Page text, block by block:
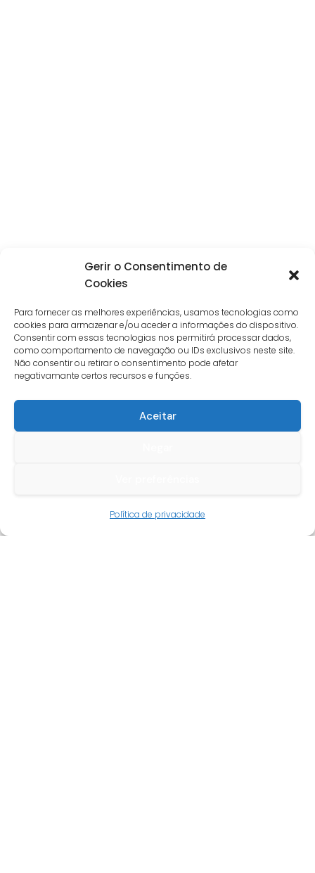
Gerir o Consentimento de
Cookies
Para fornecer as melhores experiências, usamos tecnologias como
cookies para armazenar e/ou aceder a informações do dispositivo.
Consentir com essas tecnologias nos permitirá processar dados,
como comportamento de navegação ou IDs exclusivos neste site.
Não consentir ou retirar o consentimento pode afetar
negativamante certos recursos e funções.
Aceitar
Política de privacidade